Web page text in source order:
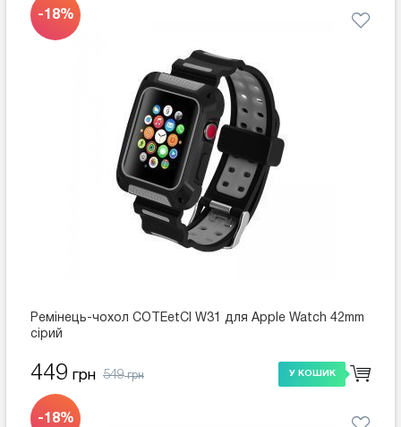
-18%
Ремінець-чохол COTEetCI W31 для Apple Watch 42mm
сірий
449 грн 549грн У КОШИК
-18%